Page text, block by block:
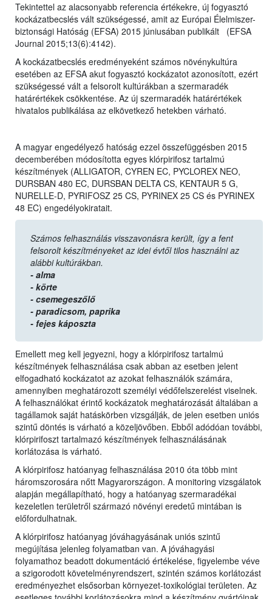
Tekintettel az alacsonyabb referencia értékekre, új fogyasztó
kockázatbecslés vált szükségessé, amit az Európai Élelmiszer-
biztonsági Hatóság (EFSA) 2015 júniusában publikált (EFSA
Journal 2015;13(6):4142).
A kockázatbecslés eredményeként számos növénykultúra
esetében az EFSA akut fogyasztó kockázatot azonosított, ezért
szükségessé vált a felsorolt kultúrákban a szermaradék
határértékek csökkentése. Az új szermaradék határértékek
hivatalos publikálása az elkövetkező hetekben várható.
A magyar engedélyező hatóság ezzel összefüggésben 2015
decemberében módosította egyes klórpirifosz tartalmú
készítmények (ALLIGATOR, CYREN EC, PYCLOREX NEO,
DURSBAN 480 EC, DURSBAN DELTA CS, KENTAUR 5 G,
NURELLE-D, PYRIFOSZ 25 CS, PYRINEX 25 CS és PYRINEX
48 EC) engedélyokiratait.
Számos felhasználás visszavonásra került, így a fent
felsorolt készítményeket az idei évtől tilos használni az
alábbi kultúrákban.
- alma
- körte
- csemegeszőlő
- paradicsom, paprika
- fejes káposzta
Emellett meg kell jegyezni, hogy a klórpirifosz tartalmú
készítmények felhasználása csak abban az esetben jelent
elfogadható kockázatot az azokat felhasználók számára,
amennyiben meghatározott személyi védőfelszerelést viselnek.
A felhasználókat érintő kockázatok meghatározását általában a
tagállamok saját hatáskörben vizsgálják, de jelen esetben uniós
szintű döntés is várható a közeljövőben. Ebből adódóan további,
klórpirifoszt tartalmazó készítmények felhasználásának
korlátozása is várható.
A klórpirifosz hatóanyag felhasználása 2010 óta több mint
háromszorosára nőtt Magyarországon. A monitoring vizsgálatok
alapján megállapítható, hogy a hatóanyag szermaradékai
kezeletlen területről származó növényi eredetű mintában is
előfordulhatnak.
A klórpirifosz hatóanyag jóváhagyásának uniós szintű
megújítása jelenleg folyamatban van. A jóváhagyási
folyamathoz beadott dokumentáció értékelése, figyelembe véve
a szigorodott követelményrendszert, szintén számos korlátozást
eredményezhet elsősorban környezet-toxikológiai területen. Az